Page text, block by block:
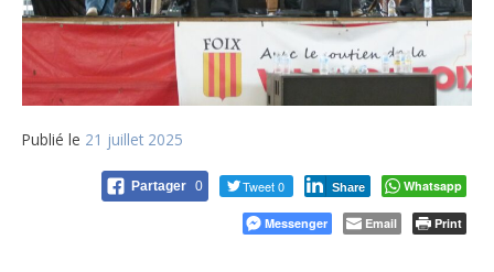
Publié le 21 juillet 2025
Partager 0 Tweet 0 Share Whatsapp
Messenger Email Print